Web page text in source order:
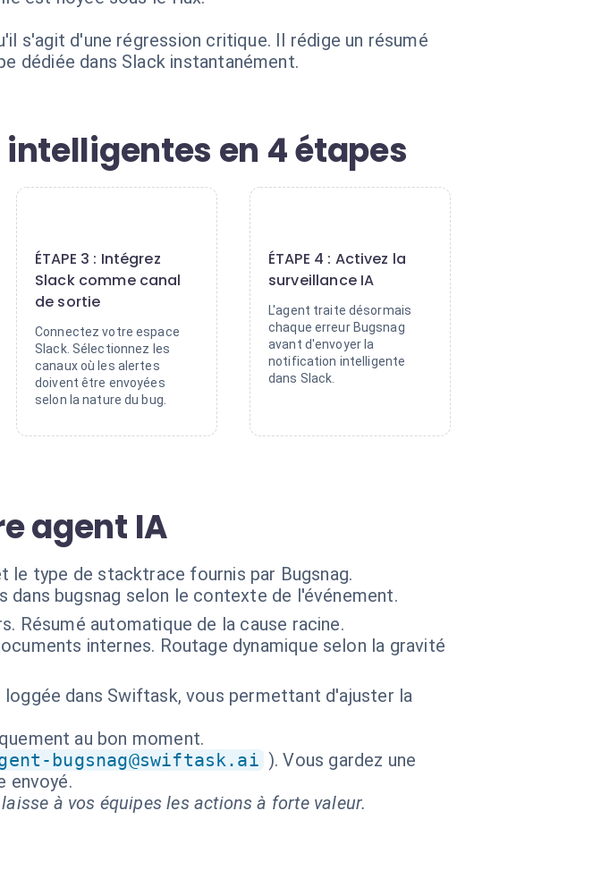
s'agit d'une régression critique. Il rédige un résumé
dédiée dans Slack instantanément.
en 4 étapes
ÉTAPE 3 : Intégrez
Slack comme canal
de sortie
Connectez votre espace
Slack. Sélectionnez les
canaux où les alertes
doivent être envoyées
selon la nature du bug.
ÉTAPE 4 : Activez la
surveillance IA
L'agent traite désormais
chaque erreur Bugsnag
avant d'envoyer la
notification intelligente
dans Slack.
agent IA
type de stacktrace fournis par Bugsnag.
dans bugsnag selon le contexte de l'événement.
Résumé automatique de la cause racine.
internes. Routage dynamique selon la gravité
dans Swiftask, vous permettant d'ajuster la
au bon moment.
bugsnag@swiftask.ai ). Vous gardez une
envoyé.
à vos équipes les actions à forte valeur.